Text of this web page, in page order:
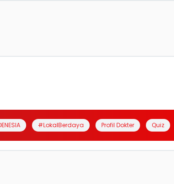
#LokalBerdaya Profil Dokter Quiz